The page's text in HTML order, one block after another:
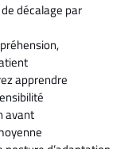
décalage par
apprendre
avant